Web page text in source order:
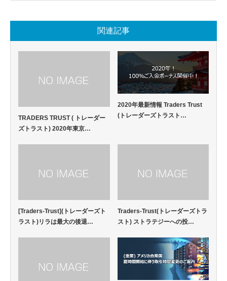
関連記事
TRADERS TRUST ( トレーダー
ズトラスト) 2020年東京…
2020年最新情報 Traders Trust
(トレーダーズトラスト…
[Traders-Trust](トレーダーズト
ラスト)リラは最大の後退…
Traders-Trust(トレーダーズトラ
スト) ストラテジーへの投…